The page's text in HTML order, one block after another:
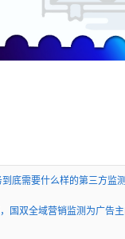
底需要什么样的第三方监测
国双全域营销监测为广告